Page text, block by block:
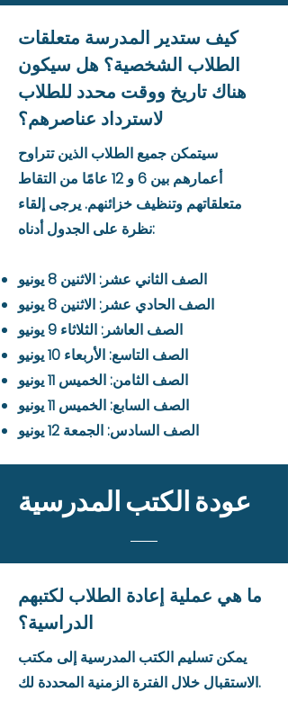
كيف ستدير المدرسة متعلقات
الطلاب الشخصية؟ هل سيكون
هناك تاريخ ووقت محدد للطلاب
لاسترداد عناصرهم؟
سيتمكن جميع الطلاب الذين تتراوح
أعمارهم بين 6 و 12 عامًا من التقاط
متعلقاتهم وتنظيف خزائنهم. يرجى إلقاء
نظرة على الجدول أدناه:
الصف الثاني عشر: الاثنين 8 يونيو
الصف الحادي عشر: الاثنين 8 يونيو
الصف العاشر: الثلاثاء 9 يونيو
الصف التاسع: الأربعاء 10 يونيو
الصف الثامن: الخميس 11 يونيو
الصف السابع: الخميس 11 يونيو
الصف السادس: الجمعة 12 يونيو
عودة الكتب المدرسية
ما هي عملية إعادة الطلاب لكتبهم
الدراسية؟
يمكن تسليم الكتب المدرسية إلى مكتب
الاستقبال خلال الفترة الزمنية المحددة لك.